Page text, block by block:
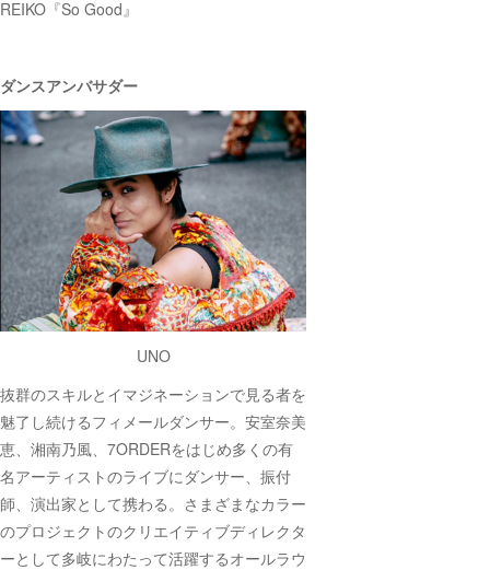
REIKO『So Good』
ダンスアンバサダー
UNO
抜群のスキルとイマジネーションで見る者を
魅了し続けるフィメールダンサー。安室奈美
恵、湘南乃風、7ORDERをはじめ多くの有
名アーティストのライブにダンサー、振付
師、演出家として携わる。さまざまなカラー
のプロジェクトのクリエイティブディレクタ
ーとして多岐にわたって活躍するオールラウ